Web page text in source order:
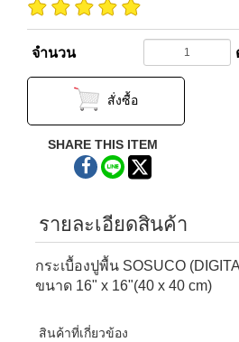
จำนวน
สั่งซื้อ
SHARE THIS ITEM
รายละเอียดสินค้า
กระเบื้องปูพื้น SOSUCO
ขนาด 16" x 16"(40 x 40 cm)
สินค้าที่เกี่ยวข้อง